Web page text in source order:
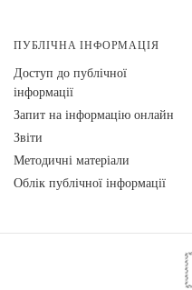
ПУБЛІЧНА ІНФОРМАЦІЯ
Доступ до публічної
інформації
Запит на інформацію онлайн
Звіти
Методичні матеріали
Облік публічної інформації